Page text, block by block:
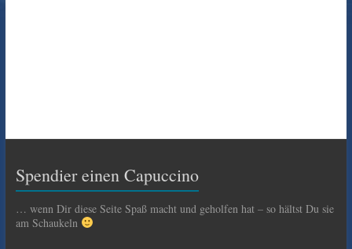
Spendier einen Capuccino
… wenn Dir diese Seite Spaß macht und geholfen hat – so hältst Du sie
am Schaukeln